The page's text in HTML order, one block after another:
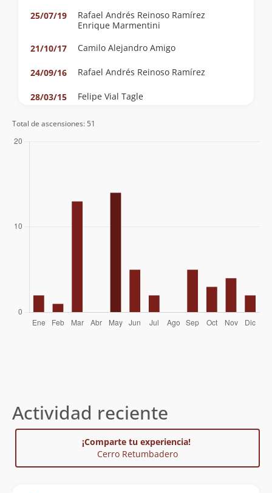
25/07/19
Rafael Andrés Reinoso Ramírez
Enrique Marmentini
21/10/17
Camilo Alejandro Amigo
24/09/16 Rafael Andrés Reinoso Ramírez
28/03/15 Felipe Vial Tagle
26/05/13 Eric Ravest
Sven Gleisner
09/05/04
Elvis Acevedo
Total de ascensiones: 51
Actividad reciente
¡Comparte tu experiencia!
Cerro Retumbadero